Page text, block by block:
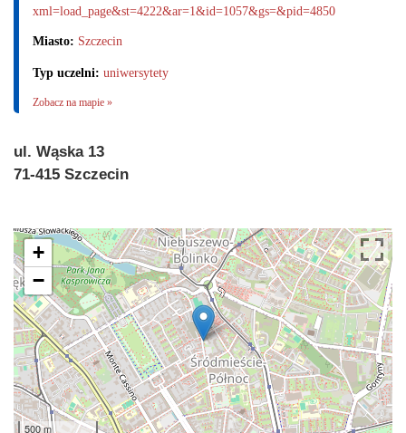
xml=load_page&st=4222&ar=1&id=1057&gs=&pid=4850
Miasto: Szczecin
Typ uczelni: uniwersytety
Zobacz na mapie »
ul. Wąska 13
71-415 Szczecin
+
−
500 m